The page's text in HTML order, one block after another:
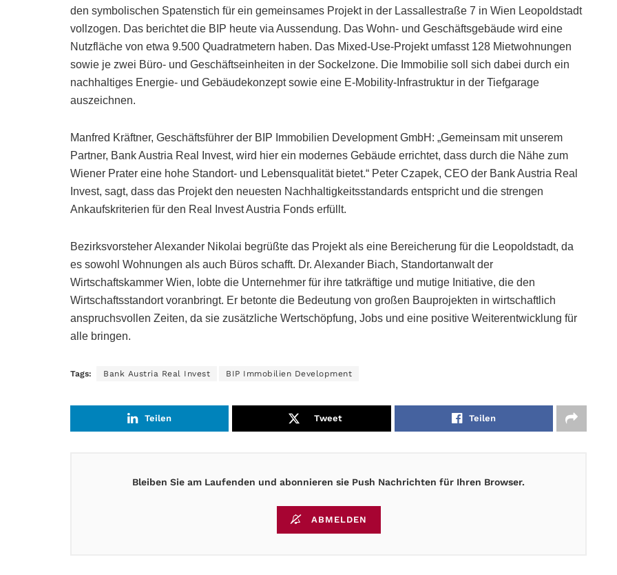
den symbolischen Spatenstich für ein gemeinsames Projekt in der Lassallestraße 7 in Wien Leopoldstadt
vollzogen. Das berichtet die BIP heute via Aussendung. Das Wohn- und Geschäftsgebäude wird eine
Nutzfläche von etwa 9.500 Quadratmetern haben. Das Mixed-Use-Projekt umfasst 128 Mietwohnungen
sowie je zwei Büro- und Geschäftseinheiten in der Sockelzone. Die Immobilie soll sich dabei durch ein
nachhaltiges Energie- und Gebäudekonzept sowie eine E-Mobility-Infrastruktur in der Tiefgarage
auszeichnen.
Manfred Kräftner, Geschäftsführer der BIP Immobilien Development GmbH: „Gemeinsam mit unserem
Partner, Bank Austria Real Invest, wird hier ein modernes Gebäude errichtet, dass durch die Nähe zum
Wiener Prater eine hohe Standort- und Lebensqualität bietet.“ Peter Czapek, CEO der Bank Austria Real
Invest, sagt, dass das Projekt den neuesten Nachhaltigkeitsstandards entspricht und die strengen
Ankaufskriterien für den Real Invest Austria Fonds erfüllt.
Bezirksvorsteher Alexander Nikolai begrüßte das Projekt als eine Bereicherung für die Leopoldstadt, da
es sowohl Wohnungen als auch Büros schafft. Dr. Alexander Biach, Standortanwalt der
Wirtschaftskammer Wien, lobte die Unternehmer für ihre tatkräftige und mutige Initiative, die den
Wirtschaftsstandort voranbringt. Er betonte die Bedeutung von großen Bauprojekten in wirtschaftlich
anspruchsvollen Zeiten, da sie zusätzliche Wertschöpfung, Jobs und eine positive Weiterentwicklung für
alle bringen.
Tags: Bank Austria Real Invest BIP Immobilien Development
Teilen Tweet Teilen
Bleiben Sie am Laufenden und abonnieren sie Push Nachrichten für Ihren Browser.
ABMELDEN